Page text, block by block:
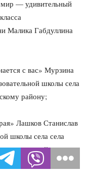
— удивительный
Малика Габдуллина
с вас» Мурзина
школы села
району;
Лашков Станислав
школы села села
району.